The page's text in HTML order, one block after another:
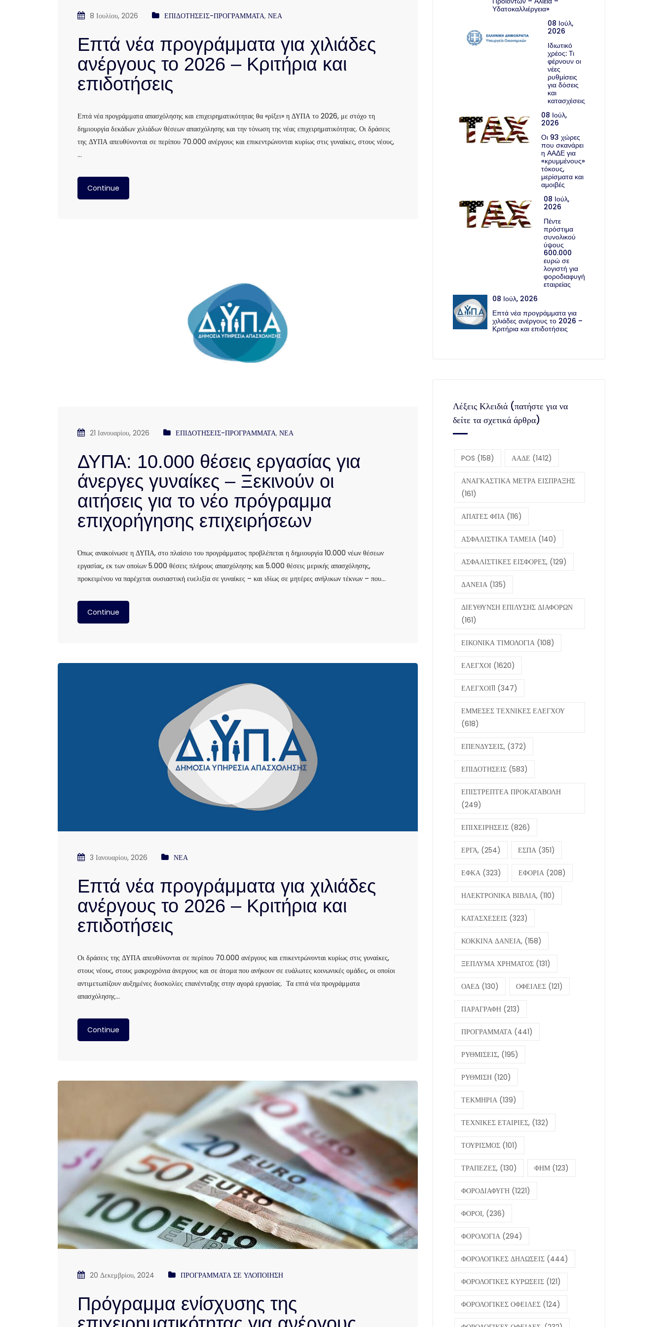
8 Ιουλίου, 2026 ΕΠΙΔΟΤΗΣΕΙΣ-ΠΡΟΓΡΑΜΜΑΤΑ, ΝΕΑ
Επτά νέα προγράμματα για χιλιάδες
ανέργους το 2026 – Κριτήρια και
επιδοτήσεις
Επτά νέα προγράμματα απασχόλησης και επιχειρηματικότητας θα «ρίξει» η ΔΥΠΑ το 2026, με στόχο τη
δημιουργία δεκάδων χιλιάδων θέσεων απασχόλησης και την τόνωση της νέας επιχειρηματικότητας. Οι δράσεις
της ΔΥΠΑ απευθύνονται σε περίπου 70.000 ανέργους και επικεντρώνονται κυρίως στις γυναίκες, στους νέους,
…
Continue
21 Ιανουαρίου, 2026 ΕΠΙΔΟΤΗΣΕΙΣ-ΠΡΟΓΡΑΜΜΑΤΑ, ΝΕΑ
ΔΥΠΑ: 10.000 θέσεις εργασίας για
άνεργες γυναίκες – Ξεκινούν οι
αιτήσεις για το νέο πρόγραμμα
επιχορήγησης επιχειρήσεων
Όπως ανακοίνωσε η ΔΥΠΑ, στο πλαίσιο του προγράμματος προβλέπεται η δημιουργία 10.000 νέων θέσεων
εργασίας, εκ των οποίων 5.000 θέσεις πλήρους απασχόλησης και 5.000 θέσεις μερικής απασχόλησης,
προκειμένου να παρέχεται ουσιαστική ευελιξία σε γυναίκες – και ιδίως σε μητέρες ανήλικων τέκνων – που…
Continue
3 Ιανουαρίου, 2026 ΝΕΑ
Επτά νέα προγράμματα για χιλιάδες
ανέργους το 2026 – Κριτήρια και
επιδοτήσεις
Οι δράσεις της ΔΥΠΑ απευθύνονται σε περίπου 70.000 ανέργους και επικεντρώνονται κυρίως στις γυναίκες,
στους νέους, στους μακροχρόνια άνεργους και σε άτομα που ανήκουν σε ευάλωτες κοινωνικές ομάδες, οι οποίοι
αντιμετωπίζουν αυξημένες δυσκολίες επανένταξης στην αγορά εργασίας. Τα επτά νέα προγράμματα
απασχόλησης…
Continue
20 Δεκεμβρίου, 2024 ΠΡΟΓΡΑΜΜΑΤΑ ΣΕ ΥΛΟΠΟΙΗΣΗ
Πρόγραμμα ενίσχυσης της
Υδατοκαλλιέργεια»
08 Ιούλ,
2026
Ιδιωτικό
χρέος: Τι
φέρνουν οι
νέες
ρυθμίσεις
για δόσεις
και
κατασχέσεις
08 Ιούλ,
2026
Οι 93 χώρες
που σκανάρει
η ΑΑΔΕ για
«κρυμμένους»
τόκους,
μερίσματα και
αμοιβές
08 Ιούλ,
2026
Πέντε
πρόστιμα
συνολικού
ύψους
600.000
ευρώ σε
λογιστή για
φοροδιαφυγή
εταιρείας
08 Ιούλ, 2026
Επτά νέα προγράμματα για
χιλιάδες ανέργους το 2026 –
Κριτήρια και επιδοτήσεις
Λέξεις Κλειδιά (πατήστε για να
δείτε τα σχετικά άρθρα)
POS (158) ΑΑΔΕ (1412)
ΑΝΑΓΚΑΣΤΙΚΑ ΜΕΤΡΑ ΕΙΣΠΡΑΞΗΣ
(161)
ΑΠΑΤΕΣ ΦΠΑ (116)
ΑΣΦΑΛΙΣΤΙΚΑ ΤΑΜΕΙΑ (140)
ΑΣΦΑΛΙΣΤΙΚΕΣ ΕΙΣΦΟΡΕΣ, (129)
ΔΑΝΕΙΑ (135)
ΔΙΕΥΘΥΝΣΗ ΕΠΙΛΥΣΗΣ ΔΙΑΦΟΡΩΝ
(161)
ΕΙΚΟΝΙΚΑ ΤΙΜΟΛΟΓΙΑ (108)
ΕΛΕΓΧΟΙ (1620)
ΕΛΕΓΧΟΙ11 (347)
ΕΜΜΕΣΕΣ ΤΕΧΝΙΚΕΣ ΕΛΕΓΧΟΥ
(618)
ΕΠΕΝΔΥΣΕΙΣ, (372)
ΕΠΙΔΟΤΗΣΕΙΣ (583)
ΕΠΙΣΤΡΕΠΤΕΑ ΠΡΟΚΑΤΑΒΟΛΗ
(249)
ΕΠΙΧΕΙΡΗΣΕΙΣ (826)
ΕΡΓΑ, (254) ΕΣΠΑ (351)
ΕΦΚΑ (323) ΕΦΟΡΙΑ (208)
ΗΛΕΚΤΡΟΝΙΚΑ ΒΙΒΛΙΑ, (110)
ΚΑΤΑΣΧΕΣΕΙΣ (323)
ΚΟΚΚΙΝΑ ΔΑΝΕΙΑ, (158)
ΞΕΠΛΥΜΑ ΧΡΗΜΑΤΟΣ (131)
ΟΑΕΔ (130) ΟΦΕΙΛΕΣ (121)
ΠΑΡΑΓΡΑΦΗ (213)
ΠΡΟΓΡΑΜΜΑΤΑ (441)
ΡΥΘΜΙΣΕΙΣ, (195)
ΡΥΘΜΙΣΗ (120)
ΤΕΚΜΗΡΙΑ (139)
ΤΕΧΝΙΚΕΣ ΕΤΑΙΡΙΕΣ, (132)
ΤΟΥΡΙΣΜΟΣ (101)
ΤΡΑΠΕΖΕΣ, (130) ΦΗΜ (123)
ΦΟΡΟΔΙΑΦΥΓΗ (1221)
ΦΟΡΟΙ, (236)
ΦΟΡΟΛΟΓΙΑ (294)
ΦΟΡΟΛΟΓΙΚΕΣ ΔΗΛΩΣΕΙΣ (444)
ΦΟΡΟΛΟΓΙΚΕΣ ΚΥΡΩΣΕΙΣ (121)
ΦΟΡΟΛΟΓΙΚΕΣ ΟΦΕΙΛΕΣ (124)